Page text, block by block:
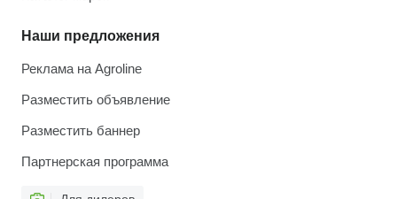
Наши предложения
Реклама на Agroline
Разместить объявление
Разместить баннер
Партнерская программа